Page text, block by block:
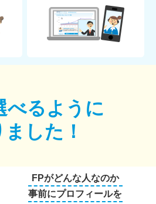
べるように
した！
FPがどんな人なのか
事前にプロフィールを